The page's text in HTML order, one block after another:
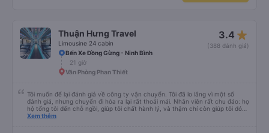
Thuận Hưng Travel
Limousine 24 cabin
3.4 star_rate
(388 đánh giá)
Bến Xe Đồng Gừng - Ninh Bình
21 giờ
Văn Phòng Phan Thiết
Tôi muốn để lại đánh giá về công ty vận chuyển. Tôi đã lo lắng vì một số
đánh giá, nhưng chuyến đi hóa ra lại rất thoải mái. Nhân viên rất chu đáo: họ
hộ tống tôi đến chỗ ngồi, giúp tôi chất hành lý, và thậm chí còn giúp tôi đóng
gói giày. Điểm trừ duy nhất là xe buýt đến sớm hơn một tiếng so với giờ khởi
Xem thêm